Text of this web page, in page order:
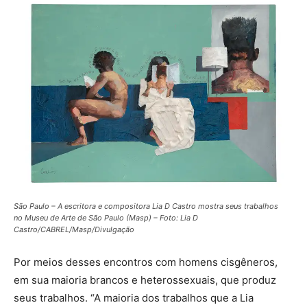
São Paulo – A escritora e compositora Lia D Castro mostra seus trabalhos
no Museu de Arte de São Paulo (Masp) – Foto: Lia D
Castro/CABREL/Masp/Divulgação
Por meios desses encontros com homens cisgêneros,
em sua maioria brancos e heterossexuais, que produz
seus trabalhos. “A maioria dos trabalhos que a Lia